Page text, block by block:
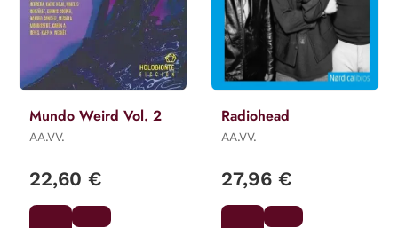
Mundo Weird Vol. 2
AA.VV.
22,60 €
Radiohead
AA.VV.
27,96 €